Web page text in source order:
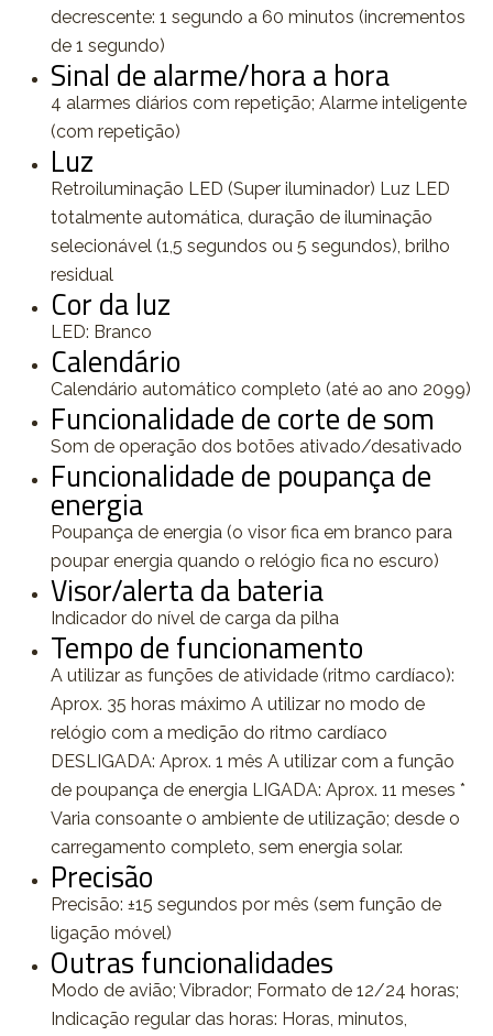
decrescente: 1 segundo a 60 minutos (incrementos
de 1 segundo)
Sinal de alarme/hora a hora
4 alarmes diários com repetição; Alarme inteligente
(com repetição)
Luz
Retroiluminação LED (Super iluminador) Luz LED
totalmente automática, duração de iluminação
selecionável (1,5 segundos ou 5 segundos), brilho
residual
Cor da luz
LED: Branco
Calendário
Calendário automático completo (até ao ano 2099)
Funcionalidade de corte de som
Som de operação dos botões ativado/desativado
Funcionalidade de poupança de
energia
Poupança de energia (o visor fica em branco para
poupar energia quando o relógio fica no escuro)
Visor/alerta da bateria
Indicador do nível de carga da pilha
Tempo de funcionamento
A utilizar as funções de atividade (ritmo cardíaco):
Aprox. 35 horas máximo A utilizar no modo de
relógio com a medição do ritmo cardíaco
DESLIGADA: Aprox. 1 mês A utilizar com a função
de poupança de energia LIGADA: Aprox. 11 meses *
Varia consoante o ambiente de utilização; desde o
carregamento completo, sem energia solar.
Precisão
Precisão: ±15 segundos por mês (sem função de
ligação móvel)
Outras funcionalidades
Modo de avião; Vibrador; Formato de 12/24 horas;
Indicação regular das horas: Horas, minutos,